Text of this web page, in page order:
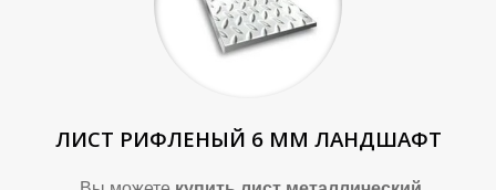
ЛИСТ РИФЛЕНЫЙ 6 ММ ЛАНДШАФТ